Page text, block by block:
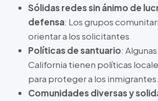
Sólidas redes sin ánimo de
defensa: Los grupos
orientar a los solicitantes
Políticas de santuario:
California tienen políticas
para proteger a los inmigrantes.
Comunidades diversas y